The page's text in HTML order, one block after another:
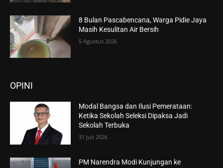
8 Bulan Pascabencana, Warga Pidie Jaya
Masih Kesulitan Air Bersih
5 Agustus 2026
OPINI
Modal Bangsa dan Ilusi Pemerataan:
Ketika Sekolah Seleksi Dipaksa Jadi
Sekolah Terbuka
31 Juli 2026
PM Narendra Modi Kunjungan ke